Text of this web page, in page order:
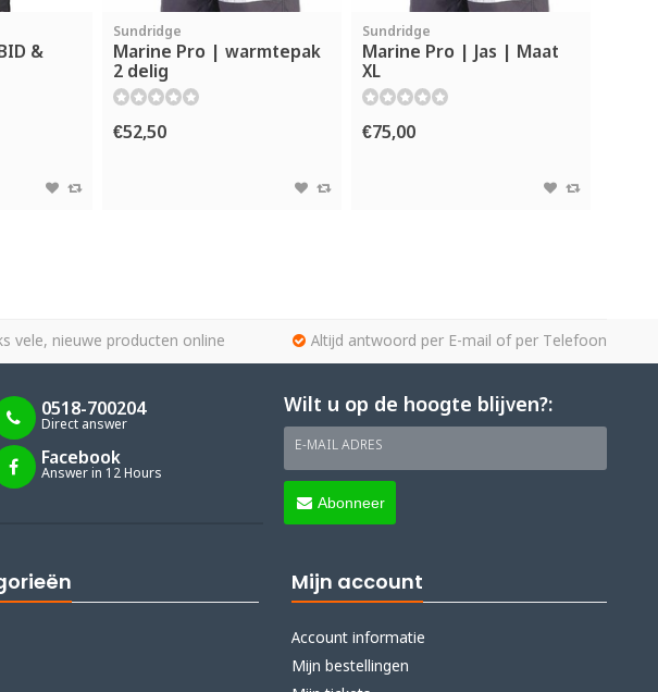
&
Sundridge
Marine Pro | warmtepak
2 delig
€52,50
Sundridge
Marine Pro | Jas | Maat
XL
€75,00
vele, nieuwe producten online Altijd antwoord per E-mail of per Telefoon
0518-700204
Direct answer
Facebook
Answer in 12 Hours
Wilt u op de hoogte blijven?:
E-MAIL ADRES
Abonneer
Mijn account
Account informatie
Mijn bestellingen